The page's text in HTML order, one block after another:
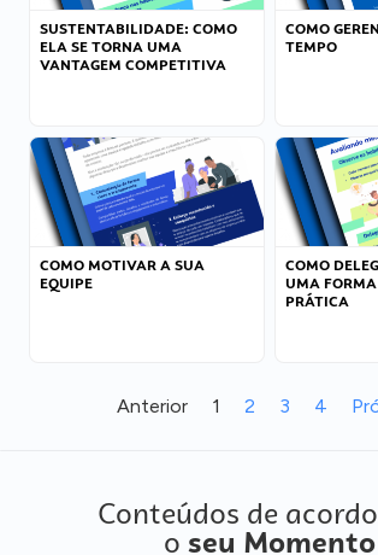
SUSTENTABILIDADE: COMO
ELA SE TORNA UMA
VANTAGEM COMPETITIVA
COMO
TEMPO
COMO MOTIVAR A SUA
EQUIPE
COMO
UMA
PRÁTICA
Anterior 1 2 3 4
Conteúdos de
o seu Momento